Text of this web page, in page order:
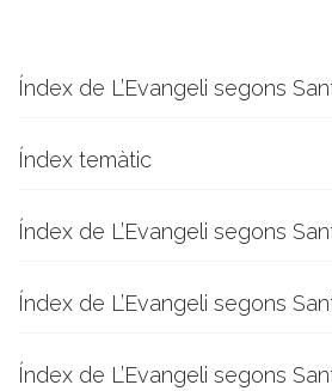
Índex de L’Evangeli segons
Índex temàtic
Índex de L’Evangeli segons
Índex de L’Evangeli segons
Índex de L’Evangeli segons